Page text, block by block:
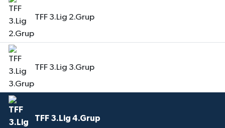
TFF 3.Lig 2.Grup
TFF 3.Lig 3.Grup
TFF 3.Lig 4.Grup